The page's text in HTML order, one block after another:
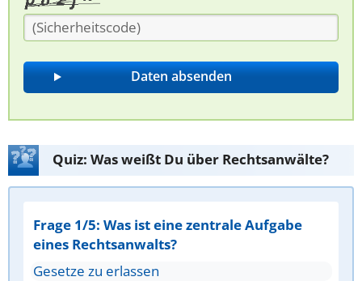
Quiz: Was weißt Du über Rechtsanwälte?
Frage 1/5: Was ist eine zentrale Aufgabe
eines Rechtsanwalts?
Gesetze zu erlassen